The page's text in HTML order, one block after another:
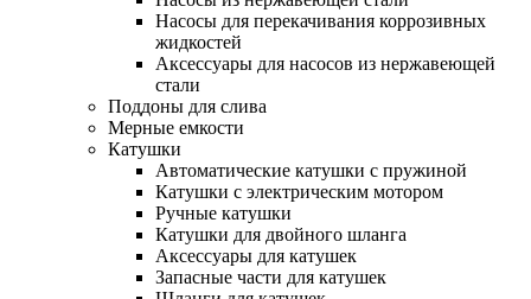
Насосы для перекачивания коррозивных
жидкостей
Аксессуары для насосов из нержавеющей
стали
Поддоны для слива
Мерные емкости
Катушки
Автоматические катушки с пружиной
Катушки с электрическим мотором
Ручные катушки
Катушки для двойного шланга
Аксессуары для катушек
Запасные части для катушек